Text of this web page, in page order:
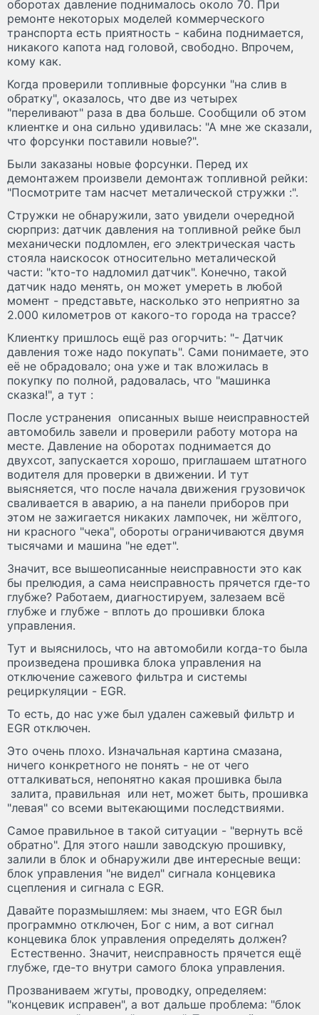
оборотах давление поднималось около 70. При
ремонте некоторых моделей коммерческого
транспорта есть приятность - кабина поднимается,
никакого капота над головой, свободно. Впрочем,
кому как.
Когда проверили топливные форсунки "на слив в
обратку", оказалось, что две из четырех
"переливают" раза в два больше. Сообщили об этом
клиентке и она сильно удивилась: "А мне же сказали,
что форсунки поставили новые?".
Были заказаны новые форсунки. Перед их
демонтажем произвели демонтаж топливной рейки:
"Посмотрите там насчет металической стружки :".
Стружки не обнаружили, зато увидели очередной
сюрприз: датчик давления на топливной рейке был
механически подломлен, его электрическая часть
стояла наискосок относительно металической
части: "кто-то надломил датчик". Конечно, такой
датчик надо менять, он может умереть в любой
момент - представьте, насколько это неприятно за
2.000 километров от какого-то города на трассе?
Клиентку пришлось ещё раз огорчить: "- Датчик
давления тоже надо покупать". Сами понимаете, это
её не обрадовало; она уже и так вложилась в
покупку по полной, радовалась, что "машинка
сказка!", а тут :
После устранения описанных выше неисправностей
автомобиль завели и проверили работу мотора на
месте. Давление на оборотах поднимается до
двухсот, запускается хорошо, приглашаем штатного
водителя для проверки в движении. И тут
выясняется, что после начала движения грузовичок
сваливается в аварию, а на панели приборов при
этом не зажигается никаких лампочек, ни жёлтого,
ни красного "чека", обороты ограничиваются двумя
тысячами и машина "не едет".
Значит, все вышеописанные неисправности это как
бы прелюдия, а сама неисправность прячется где-то
глубже? Работаем, диагностируем, залезаем всё
глубже и глубже - вплоть до прошивки блока
управления.
Тут и выяснилось, что на автомобили когда-то была
произведена прошивка блока управления на
отключение сажевого фильтра и системы
рециркуляции - EGR.
То есть, до нас уже был удален сажевый фильтр и
EGR отключен.
Это очень плохо. Изначальная картина смазана,
ничего конкретного не понять - не от чего
отталкиваться, непонятно какая прошивка была
залита, правильная или нет, может быть, прошивка
"левая" со всеми вытекающими последствиями.
Самое правильное в такой ситуации - "вернуть всё
обратно". Для этого нашли заводскую прошивку,
залили в блок и обнаружили две интересные вещи:
блок управления "не видел" сигнала концевика
сцепления и сигнала с EGR.
Давайте поразмышляем: мы знаем, что EGR был
программно отключен, Бог с ним, а вот сигнал
концевика блок управления определять должен?
Естественно. Значит, неисправность прячется ещё
глубже, где-то внутри самого блока управления.
Прозваниваем жгуты, проводку, определяем:
"концевик исправен", а вот дальше проблема: "блок